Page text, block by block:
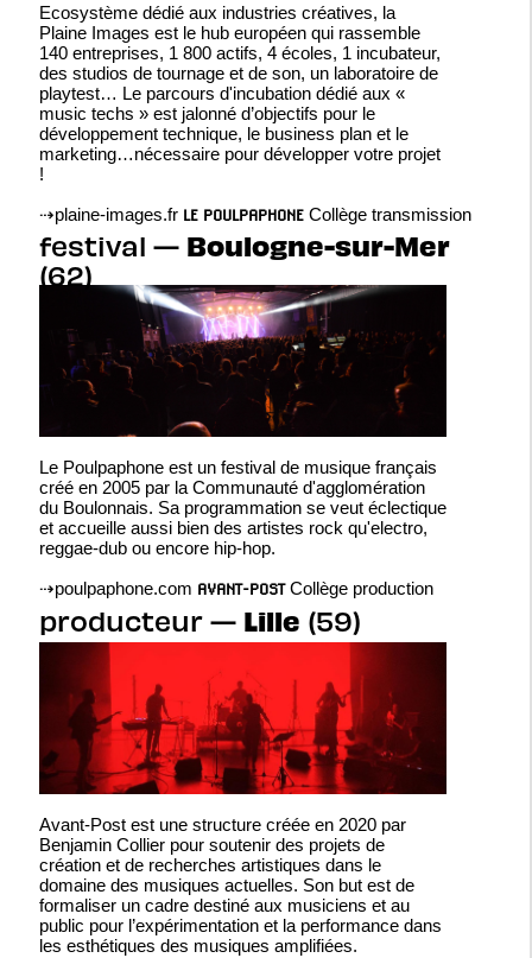
Ecosystème dédié aux industries créatives, la
Plaine Images est le hub européen qui rassemble
140 entreprises, 1 800 actifs, 4 écoles, 1 incubateur,
des studios de tournage et de son, un laboratoire de
playtest… Le parcours d'incubation dédié aux «
music techs » est jalonné d’objectifs pour le
développement technique, le business plan et le
marketing…nécessaire pour développer votre projet
!
⇢plaine-images.fr LE POULPAPHONE Collège transmission
festival — Boulogne-sur-Mer
(62)
Le Poulpaphone est un festival de musique français
créé en 2005 par la Communauté d'agglomération
du Boulonnais. Sa programmation se veut éclectique
et accueille aussi bien des artistes rock qu'electro,
reggae-dub ou encore hip-hop.
⇢poulpaphone.com AVANT-POST Collège production
producteur — Lille (59)
Avant-Post est une structure créée en 2020 par
Benjamin Collier pour soutenir des projets de
création et de recherches artistiques dans le
domaine des musiques actuelles. Son but est de
formaliser un cadre destiné aux musiciens et au
public pour l’expérimentation et la performance dans
les esthétiques des musiques amplifiées.